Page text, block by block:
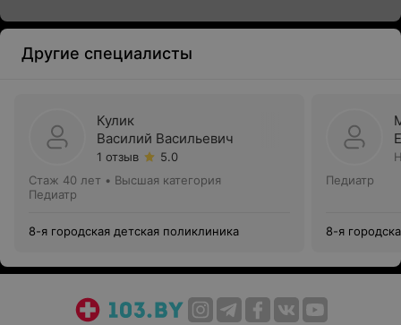
Другие специалисты
Кулик
Василий Васильевич
1 отзыв
5.0
Стаж 40 лет • Высшая категория
Педиатр
8-я городская детская поликлиника
Педиатр
8-я